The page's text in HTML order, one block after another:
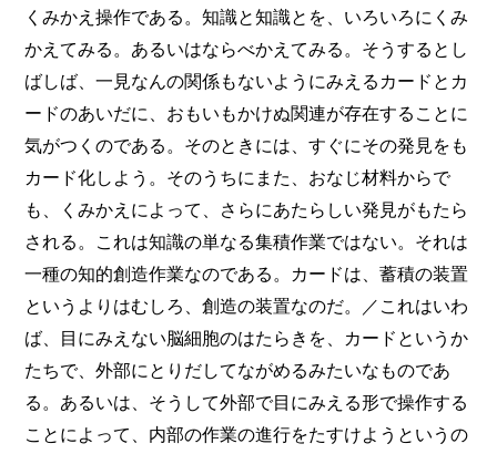
くみかえ操作である。知識と知識とを、いろいろにくみ
かえてみる。あるいはならべかえてみる。そうするとし
ばしば、一見なんの関係もないようにみえるカードとカ
ードのあいだに、おもいもかけぬ関連が存在することに
気がつくのである。そのときには、すぐにその発見をも
カード化しよう。そのうちにまた、おなじ材料からで
も、くみかえによって、さらにあたらしい発見がもたら
される。これは知識の単なる集積作業ではない。それは
一種の知的創造作業なのである。カードは、蓄積の装置
というよりはむしろ、創造の装置なのだ。／これはいわ
ば、目にみえない脳細胞のはたらきを、カードというか
たちで、外部にとりだしてながめるみたいなものであ
る。あるいは、そうして外部で目にみえる形で操作する
ことによって、内部の作業の進行をたすけようというの